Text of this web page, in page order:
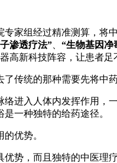
家组经过精准测算，将
渗透疗法” “生物基因净
新科技阵容，让患者足
传统的那种需要先将中
进入人体内发挥作用
一种独特的给药途径。
优势。
势，而且独特的中医理